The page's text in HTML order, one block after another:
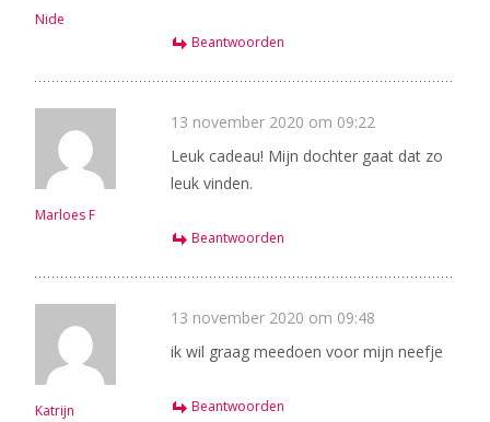
Nide
Beantwoorden
Marloes F
13 november 2020 om 09:22
Leuk cadeau! Mijn dochter gaat dat zo
leuk vinden.
Beantwoorden
Katrijn
13 november 2020 om 09:48
ik wil graag meedoen voor mijn neefje
Beantwoorden